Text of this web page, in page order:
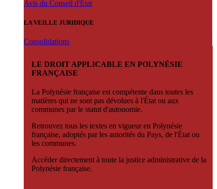
Avis du Conseil d'État
LA VEILLE JURIDIQUE
Consolidations
LE DROIT APPLICABLE EN POLYNÉSIE
FRANÇAISE
La Polynésie française est compétente dans toutes les
matières qui ne sont pas dévolues à l'État ou aux
communes par le statut d'autonomie.
Retrouvez tous les textes en vigueur en Polynésie
française, adoptés par les autorités du Pays, de l'État ou
les communes.
Accéder directement à toute la justice administrative de la
Polynésie française.